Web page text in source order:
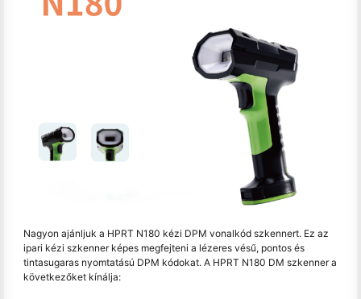
Nagyon ajánljuk a HPRT N180 kézi DPM vonalkód szkennert. Ez az
ipari kézi szkenner képes megfejteni a lézeres vésű, pontos és
tintasugaras nyomtatású DPM kódokat. A HPRT N180 DM szkenner a
következőket kínálja: